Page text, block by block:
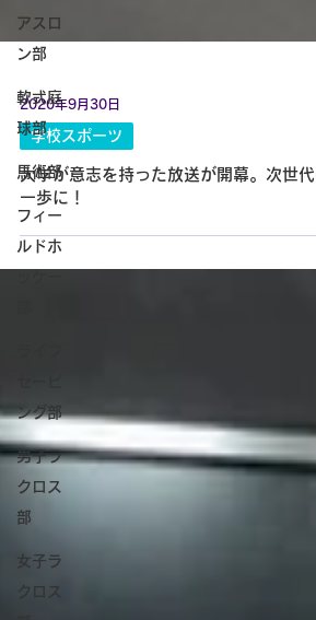
アスロ
ン部
軟式庭
球部
馬術部
フィー
ルドホ
ング部
男子ラ
クロス
部
女子ラ
クロス
一歩に！